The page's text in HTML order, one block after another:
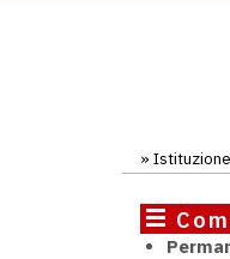
» Istituzione